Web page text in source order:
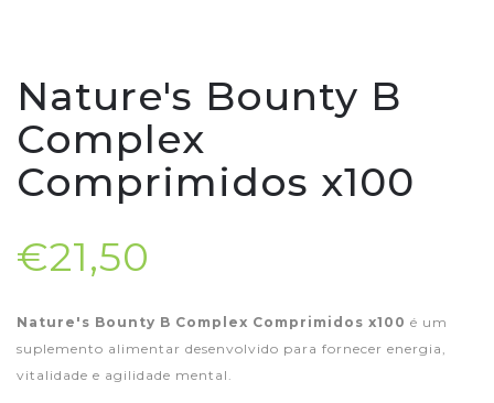
Nature's Bounty B
Complex
Comprimidos x100
€21,50
Nature's Bounty B Complex Comprimidos x100 é um
suplemento alimentar desenvolvido para fornecer energia,
vitalidade e agilidade mental.